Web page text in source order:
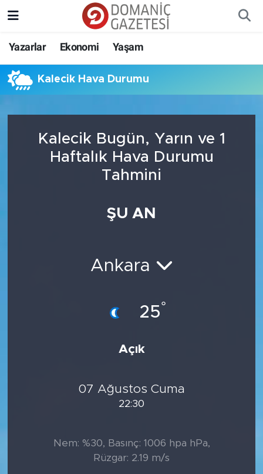
Yazarlar Ekonomi Yaşam
Kalecik Hava Durumu
Kalecik Bugün, Yarın ve 1
Haftalık Hava Durumu
Tahmini
ŞU AN
Ankara
25°
Açık
07 Ağustos Cuma
22:30
Nem: %30, Basınç: 1006 hpa hPa,
Rüzgar: 2.19 m/s